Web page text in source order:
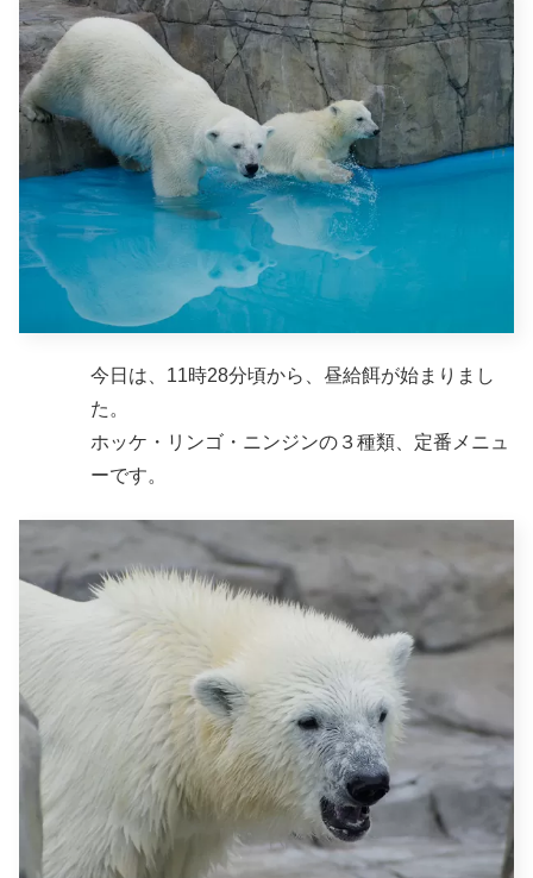
今日は、11時28分頃から、昼給餌が始まりまし
た。
ホッケ・リンゴ・ニンジンの３種類、定番メニュ
ーです。